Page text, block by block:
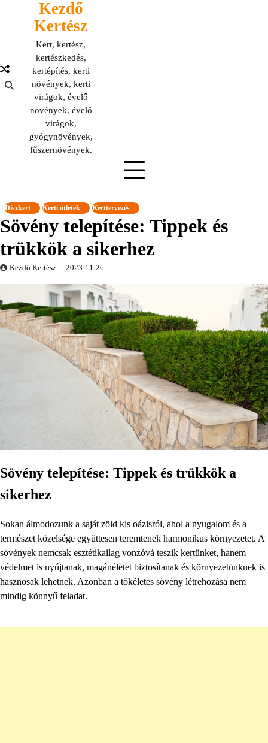
Kezdő
Kertész
Kert, kertész,
kertészkedés,
kertépítés, kerti
növények, kerti
virágok, évelő
növények, évelő
virágok,
gyógynövények,
fűszernövények.
Díszkert Kerti ötletek Kerttervezés
Sövény telepítése: Tippek és
trükkök a sikerhez
Kezdő Kertész 2023-11-26
Sövény telepítése: Tippek és trükkök a
sikerhez
Sokan álmodozunk a saját zöld kis oázisról, ahol a nyugalom és a
természet közelsége együttesen teremtenek harmonikus környezetet. A
sövények nemcsak esztétikailag vonzóvá teszik kertünket, hanem
védelmet is nyújtanak, magánéletet biztosítanak és környezetünknek is
hasznosak lehetnek. Azonban a tökéletes sövény létrehozása nem
mindig könnyű feladat.